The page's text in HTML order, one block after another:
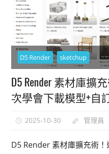
人
人
都
能
上
手
的
3D
體
D5 Render sketchup
D5 Render 素材庫擴
次學會下載模型+自
2025-10-30 管理員
D5 Render 素材庫擴充術！